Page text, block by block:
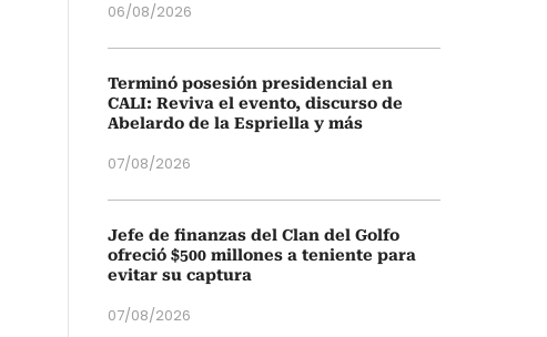
06/08/2026
Terminó posesión presidencial en
CALI: Reviva el evento, discurso de
Abelardo de la Espriella y más
07/08/2026
Jefe de finanzas del Clan del Golfo
ofreció $500 millones a teniente para
evitar su captura
07/08/2026